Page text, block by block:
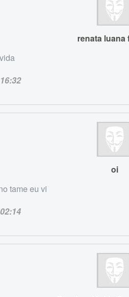
renata luana
16:32
oi
tame eu vi
02:14